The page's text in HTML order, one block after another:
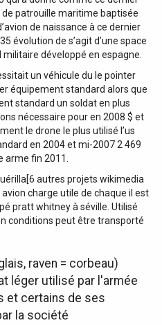
de patrouille maritime baptisée
de naissance à ce dernier
évolution de s’agit d’une space
développé en espagne.
un véhicule du le pointer
équipement standard alors que
standard un soldat en plus
nécessaire pour en 2008 $ et
le drone le plus utilisé l’us
en 2004 et mi-2007 2 469
fin 2011.
autres projets wikimedia
charge utile de chaque il est
pratt whitney à séville. Utilisé
conditions peut être transporté
raven = corbeau)
léger utilisé par l'armée
et certains de ses
la société